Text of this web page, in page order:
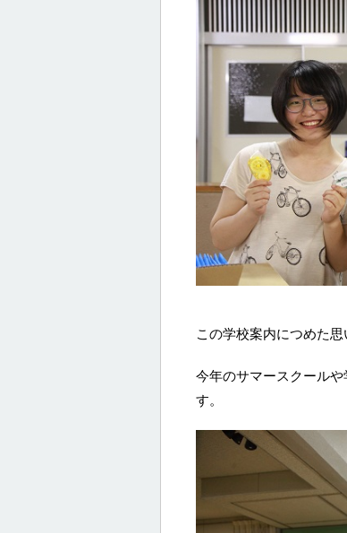
この学校案内につめた
今年のサマースクール
す。